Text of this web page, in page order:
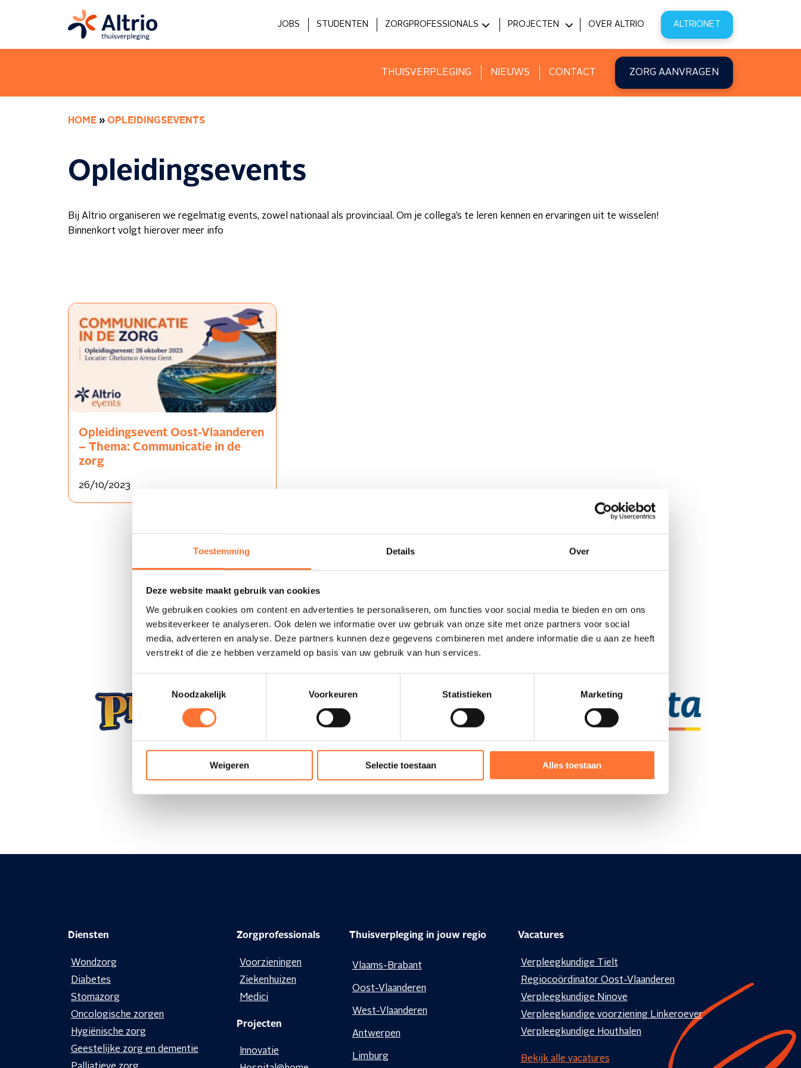
Toestemming Details Over
Deze website maakt gebruik van cookies
We gebruiken cookies om content en advertenties te personaliseren, om functies voor social media te bieden en om ons
websiteverkeer te analyseren. Ook delen we informatie over uw gebruik van onze site met onze partners voor social
media, adverteren en analyse. Deze partners kunnen deze gegevens combineren met andere informatie die u aan ze heeft
verstrekt of die ze hebben verzameld op basis van uw gebruik van hun services.
Noodzakelijk
Voorkeuren Statistieken Marketing
Weigeren Selectie toestaan Alles toestaan
JOBS STUDENTEN ZORGPROFESSIONALS
MEDICI
ZIEKENHUIZEN
PROJECTEN
HOSPITAL@HOME
INNOVATIE
OVER ALTRIO ALTRIONET
THUISVERPLEGING NIEUWS CONTACT ZORG AANVRAGEN
HOME » OPLEIDINGSEVENTS
Opleidingsevents
Bij Altrio organiseren we regelmatig events, zowel nationaal als provinciaal. Om je collega’s te leren kennen en ervaringen uit te wisselen!
Binnenkort volgt hierover meer info
Opleidingsevent Oost-Vlaanderen
– Thema: Communicatie in de
zorg
26/10/2023
Diensten
Wondzorg
Diabetes
Stomazorg
Oncologische zorgen
Hygiënische zorg
Geestelijke zorg en dementie
Zorgprofessionals
Voorzieningen
Ziekenhuizen
Medici
Projecten
Innovatie
Thuisverpleging in jouw regio
Vlaams-Brabant
Oost-Vlaanderen
West-Vlaanderen
Antwerpen
Limburg
Vacatures
Verpleegkundige Tielt
Regiocoördinator Oost-Vlaanderen
Verpleegkundige Ninove
Verpleegkundige voorziening Linkeroever
Verpleegkundige Houthalen
Bekijk alle vacatures